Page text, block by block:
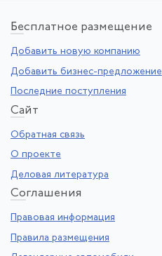
Бесплатное размещение
Добавить новую компанию
Добавить бизнес-предложение
Последние поступления
Сайт
Обратная связь
О проекте
Деловая литература
Соглашения
Правовая информация
Правила размещения